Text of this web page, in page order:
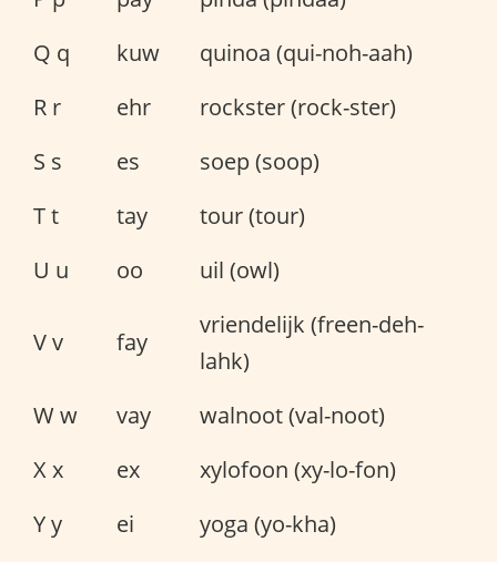
Q q
kuw
quinoa (qui-noh-aah)
R r
ehr
rockster (rock-ster)
S s
es
soep (soop)
T t
tay
tour (tour)
U u
oo uil (owl)
V v fay
vriendelijk (freen-deh-
lahk)
W w
vay
walnoot (val-noot)
X x
ex
xylofoon (xy-lo-fon)
Y y
ei
yoga (yo-kha)